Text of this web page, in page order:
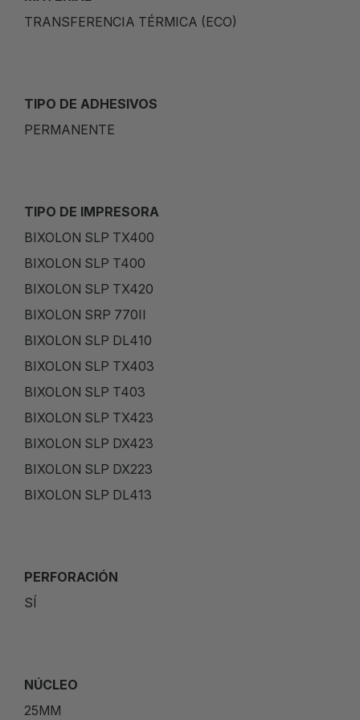
TRANSFERENCIA TÉRMICA (ECO)
TIPO DE ADHESIVOS
PERMANENTE
TIPO DE IMPRESORA
BIXOLON SLP TX400
BIXOLON SLP T400
BIXOLON SLP TX420
BIXOLON SRP 770II
BIXOLON SLP DL410
BIXOLON SLP TX403
BIXOLON SLP T403
BIXOLON SLP TX423
BIXOLON SLP DX423
BIXOLON SLP DX223
BIXOLON SLP DL413
PERFORACIÓN
SÍ
NÚCLEO
25MM